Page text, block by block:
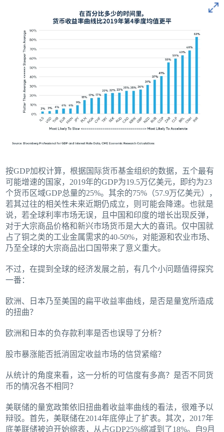
按GDP加权计算，根据国际货币基金组织的数据，五个最有
可能增速的国家，2019年的GDP为19.5万亿美元，即约为23
个货币区域GDP总量的25%。其余的75%（57.9万亿美元），
若其过往的相关性未来近期仍成立，则可能会降速。也就是
说，若全球利率市场无误，且中国和印度的增长出现反弹，
对于大宗商品价格和新兴市场货币是大大的喜讯。仅中国就
占了铜之类的工业金属需求的40‑50%，对能源和农业市场、
乃至全球的大宗商品出口国带来了意义重大。
不过，在提到全球的经济发展之前，有几个小问题值得探究
一番：
欧洲、日本乃至美国的扁平收益率曲线，是否是量宽所造成
的扭曲？
欧洲和日本的负存款利率是否也误导了分析？
股市暴涨能否抵消固定收益市场的信贷紧缩？
从统计的角度来看，这一分析的可信度有多高？是否不同货
币的情况各不相同？
美联储的量宽政策依旧扭曲着收益率曲线的看法，很难予以
辩驳。首先，美联储在2014年底停止了扩表。其次，2017年
底美联储被迫开始缩表，从占GDP25%缩减到了18%。自9月